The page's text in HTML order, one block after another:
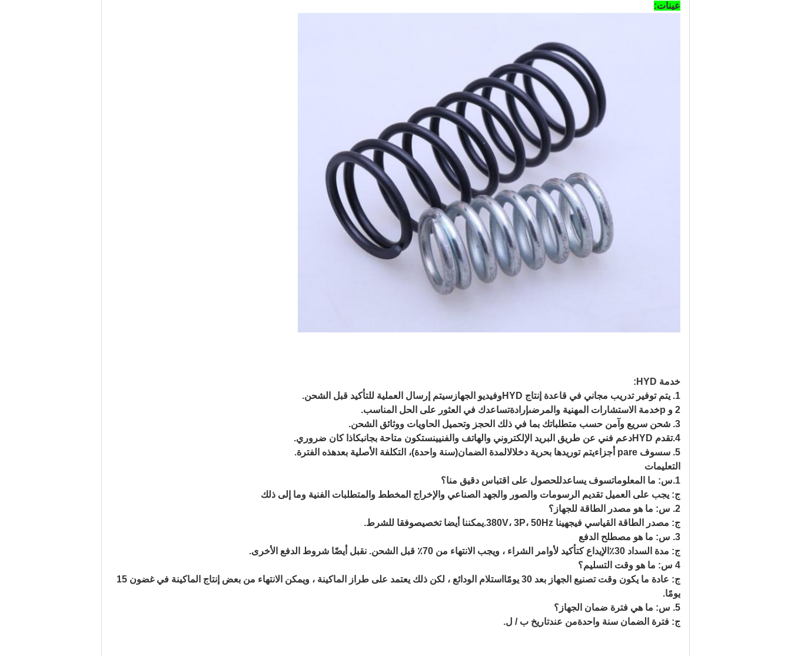
عينات:
خدمة HYD
:
1. يتم توفير تدريب مجاني في قاعدة إنتاج HYD وفيديو الجهاز سيتم إرسال العملية للتأكيد قبل الشحن.
2 و p خدمة الاستشارات المهنية والمرضىإرادةتساعدك في العثور على الحل المناسب.
3. شحن سريع وآمن حسب متطلباتك بما في ذلك الحجز وتحميل الحاويات ووثائق الشحن.
4. تقدم HYD دعم فني عن طريق البريد الإلكتروني والهاتف والفنيينستكون متاحة بجانبكاذا كان ضروري.
5. سسوف pare أجزاء يتم توريدها بحرية دخلالالمدة الضمان(سنة واحدة)، التكلفة الأصلية بعدهذه الفترة.
التعليمات
1.س: ما المعلوماتسوف يساعدللحصول على اقتباس دقيق منا؟
ج: يجب على العميل تقديم الرسومات والصور والجهد الصناعي والإخراج المخطط والمتطلبات الفنية وما إلى ذلك
2. س: ما هو مصدر الطاقة للجهاز؟
ج: مصدر الطاقة القياسي فيجهينا 380V، 3P، 50Hz .يمكننا أيضا تخصيصوفقا للشرط.
3. س: ما هو مصطلح الدفع
ج: مدة السداد 30٪
الإيداع كتأكيد لأوامر الشراء ، ويجب الانتهاء من 70٪ قبل الشحن. نقبل أيضًا شروط الدفع الأخرى.
4 س: ما هو وقت التسليم؟
ج: عادة ما يكون وقت تصنيع الجهاز بعد 30 يومًا
استلام الودائع ، لكن ذلك يعتمد على طراز الماكينة ، ويمكن الانتهاء من بعض إنتاج الماكينة في غضون 15
يومًا.
5. س: ما هي فترة ضمان الجهاز؟
ج: فترة الضمان سنة واحدةمن عندتاريخ ب / ل.